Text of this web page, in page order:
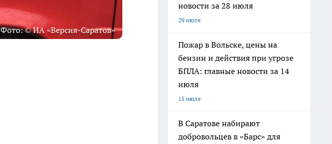
Фото: © ИА «Версия-Саратов»
новости за 28 июля
29 июля
Пожар в Вольске, цены на
бензин и действия при угрозе
БПЛА: главные новости за 14
июля
15 июля
В Саратове набирают
добровольцев в «Барс» для